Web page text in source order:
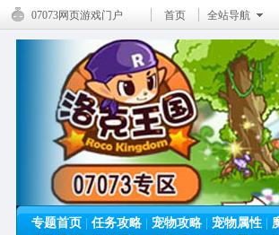
07073网页游戏门户 首页 全站导航
专题首页 任务攻略 宠物攻略 宠物属性